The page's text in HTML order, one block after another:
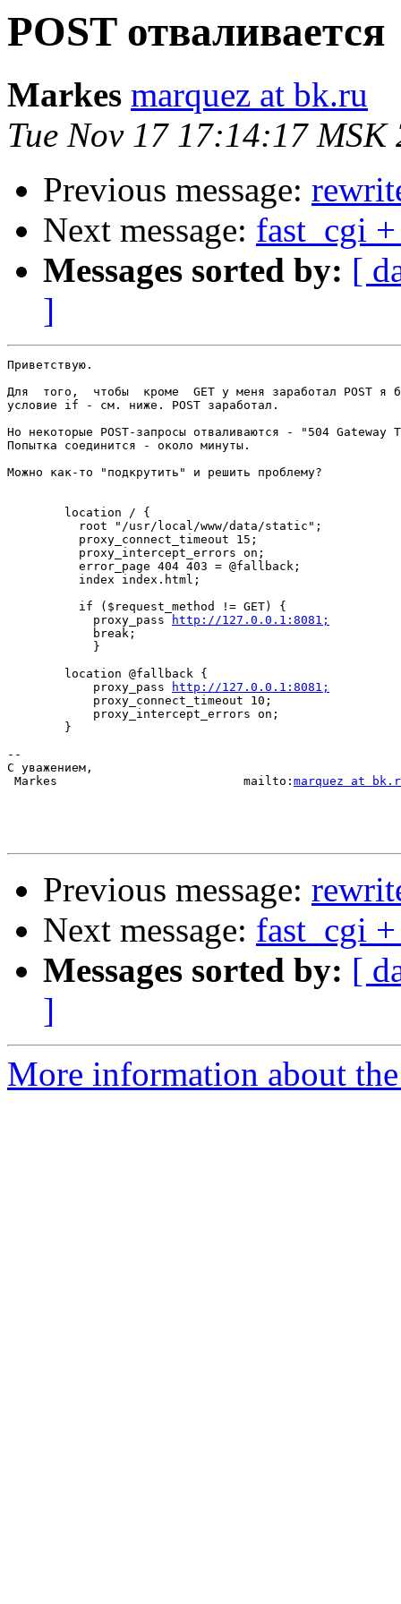
POST отваливается
Markes marquez at bk.ru
Tue Nov 17 17:14:17 MSK
Previous message:
Next message: fast_cgi
Messages sorted by: [
]
Приветствую.
Для  того,  чтобы  кроме  GET у меня заработал POST я
условие if - см. ниже. POST заработал.
Но некоторые POST-запросы отваливаются - "504 Gateway
Попытка соединится - около минуты.
Можно как-то "подкрутить" и решить проблему?
        location / {
          root "/usr/local/www/data/static";
          proxy_connect_timeout 15;
          proxy_intercept_errors on;
          error_page 404 403 = @fallback;
          index index.html;
          if ($request_method != GET) {
            proxy_pass
http://127.0.0.1:8081;
            break;
            }
        location @fallback {
            proxy_pass
http://127.0.0.1:8081;
            proxy_connect_timeout 10;
            proxy_intercept_errors on;
        }
--
С уважением,
Markes                          mailto: marquez at
Previous message:
Next message: fast_cgi
Messages sorted by: [
]
More information about